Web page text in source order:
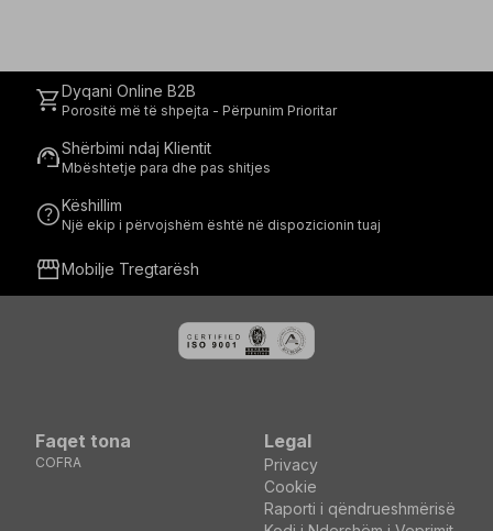
shopping_cartDyqani Online B2B
Porositë më të shpejta - Përpunim Prioritar
support_agentShërbimi ndaj Klientit
Mbështetje para dhe pas shitjes
helpKëshillim
Një ekip i përvojshëm është në dispozicionin tuaj
storefrontMobilje Tregtarësh
Faqet tona
COFRA
Legal
Privacy
Cookie
Raporti i qëndrueshmërisë